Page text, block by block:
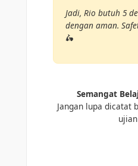
Jadi, Rio butuh 5
dengan aman.
🛵
Semangat
Jangan lupa dicatat